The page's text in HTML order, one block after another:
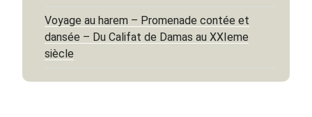
Voyage au harem – Promenade contée et
dansée – Du Califat de Damas au XXIeme
siècle